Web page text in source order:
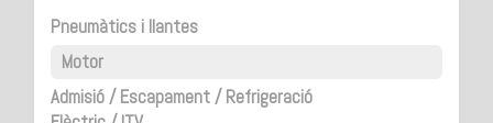
Pneumàtics i llantes
Motor
Admisió / Escapament / Refrigeració